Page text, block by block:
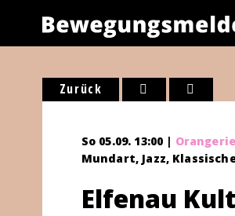
Zurück
So 05.09. 13:00 |
Mundart, Jazz,
Elfenau